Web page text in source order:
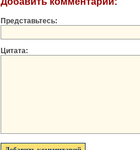
Представьтесь:
Цитата: